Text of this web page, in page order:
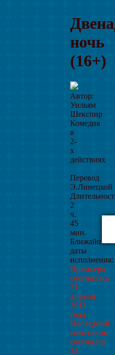
ночь
(16+)
Автор:
Уильям
Шекспир
Комедия
в
2-
х
действиях
Перевод
Э.Линецкой
2
ч.
45
мин.
Ближайшие
даты
исполнения:
Премьера
состоялась
21
апреля
2013
года
Последний
спектакль
состоялся
24